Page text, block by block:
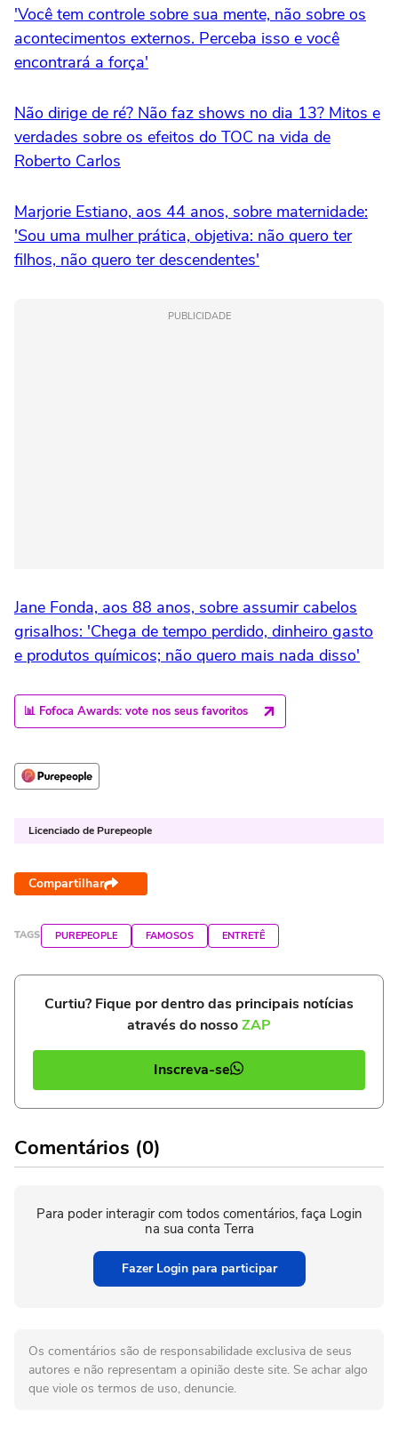
'Você tem controle sobre sua mente, não sobre os
acontecimentos externos. Perceba isso e você
encontrará a força'
Não dirige de ré? Não faz shows no dia 13? Mitos e
verdades sobre os efeitos do TOC na vida de
Roberto Carlos
Marjorie Estiano, aos 44 anos, sobre maternidade:
'Sou uma mulher prática, objetiva: não quero ter
filhos, não quero ter descendentes'
PUBLICIDADE
Jane Fonda, aos 88 anos, sobre assumir cabelos
grisalhos: 'Chega de tempo perdido, dinheiro gasto
e produtos químicos; não quero mais nada disso'
📊 Fofoca Awards: vote nos seus favoritos
Licenciado de Purepeople
Compartilhar
TAGS PUREPEOPLE FAMOSOS ENTRETÊ
Curtiu? Fique por dentro das principais notícias
através do nossoZAP
Inscreva-se
Comentários (0)
Para poder interagir com todos comentários, faça Login
na sua conta Terra
Fazer Login para participar
Os comentários são de responsabilidade exclusiva de seus
autores e não representam a opinião deste site. Se achar algo
que viole os termos de uso, denuncie.